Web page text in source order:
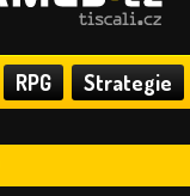
RPG Strategie